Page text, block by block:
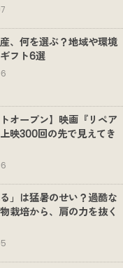
、何を選ぶ？地域や環境
フト6選
トオープン】映画『リペア
映300回の先で見えてき
る」は猛暑のせい？過酷な
栽培から、肩の力を抜く